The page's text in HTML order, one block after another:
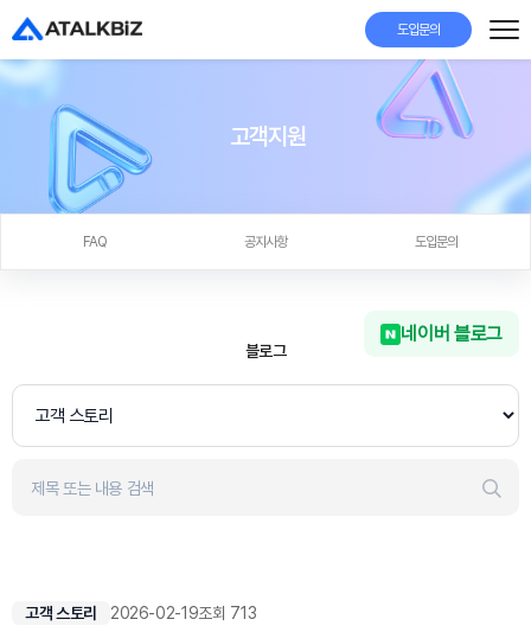
도입문의
고객지원
FAQ 공지사항 도입문의
블로그
네이버 블로그
고객 스토리 2026-02-19조회 713